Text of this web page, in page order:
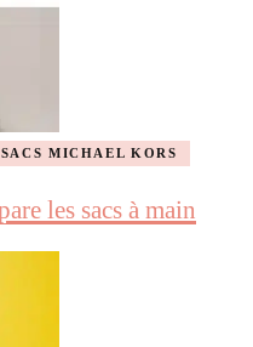
MICHAEL KORS
les sacs à main